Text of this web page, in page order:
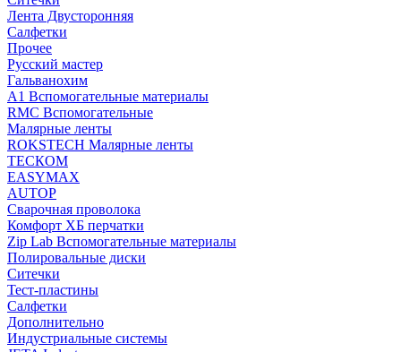
Лента Двусторонняя
Салфетки
Прочее
Русский мастер
Гальванохим
А1 Вспомогательные материалы
RMC Вспомогательные
Малярные ленты
ROKSTECH Малярные ленты
ТЕСКОМ
EASYMAX
AUTOP
Сварочная проволока
Комфорт ХБ перчатки
Zip Lab Вспомогательные материалы
Полировальные диски
Ситечки
Тест-пластины
Салфетки
Дополнительно
Индустриальные системы